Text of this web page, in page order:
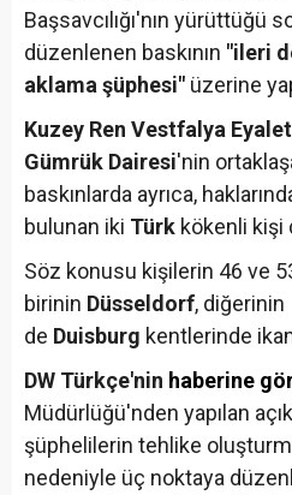
Başsavcılığı'nın yürüttüğü
düzenlenen baskının "ileri
aklama şüphesi" üzerine
Kuzey Ren Vestfalya
Gümrük Dairesi'nin
baskınlarda ayrıca,
bulunan iki Türk kökenli kişi
Söz konusu kişilerin 46 ve
birinin Düsseldorf, diğerinin
de Duisburg kentlerinde
DW Türkçe'nin haberine
Müdürlüğü'nden yapılan
şüphelilerin tehlike
nedeniyle üç noktaya